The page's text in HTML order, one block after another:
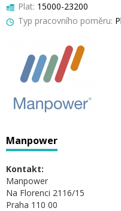
Plat: 15000-23200
Typ pracovního poměru:
Manpower
Kontakt:
Manpower
Na Florenci 2116/15
Praha 110 00